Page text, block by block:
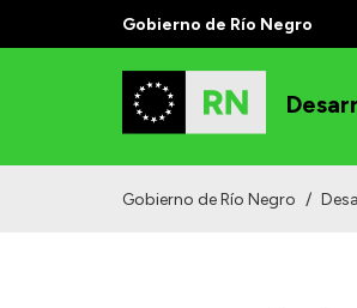
Gobierno de Río Negro
Gobierno de Río Negro /